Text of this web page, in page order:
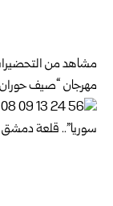
مشاهد من
مهرجان “صيف